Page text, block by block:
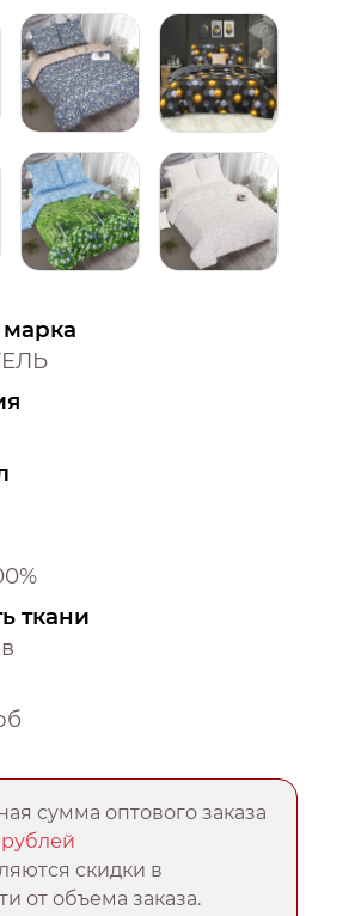
марка
ткани
сумма оптового заказа
рублей
скидки в
от объема заказа.